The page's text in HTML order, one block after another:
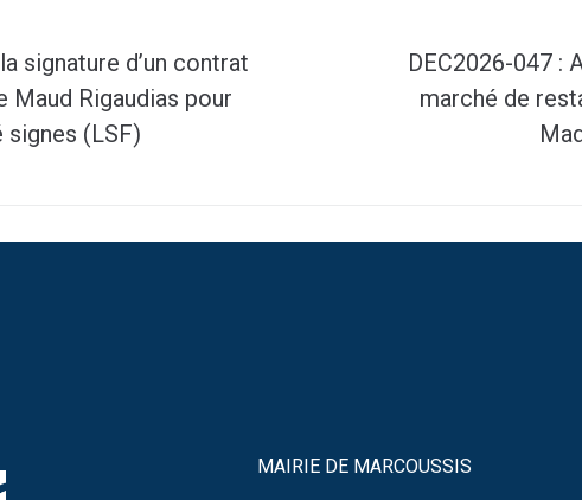
signature d’un contrat
Maud Rigaudias pour
signes (LSF)
DEC2026-047 :
marché de
MAIRIE DE MARCOUSSIS